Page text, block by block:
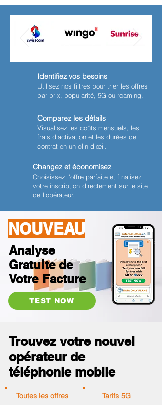
Identifiez vos besoins
Utilisez nos filtres pour trier les offres
par prix, popularité, 5G ou roaming.
Comparez les détails
Visualisez les coûts mensuels, les
frais d'activation et les durées de
contrat en un clin d'œil.
Changez et économisez
Choisissez l'offre parfaite et finalisez
votre inscription directement sur le site
de l'opérateur.
Analyse
Gratuite de
Votre Facture
TEST NOW
NOUVEAU
Trouvez votre nouvel
opérateur de
téléphonie mobile
Toutes les offres Tarifs 5G